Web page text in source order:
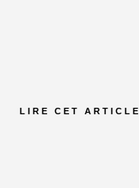
LIRE CET ARTICLE